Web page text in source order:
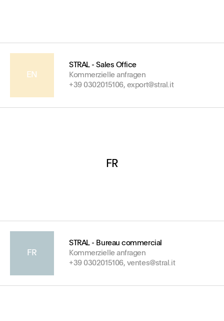
EN
STRAL - Sales Office
Kommerzielle anfragen
+39 0302015106, export@stral.it
FR
FR
STRAL - Bureau commercial
Kommerzielle anfragen
+39 0302015106, ventes@stral.it